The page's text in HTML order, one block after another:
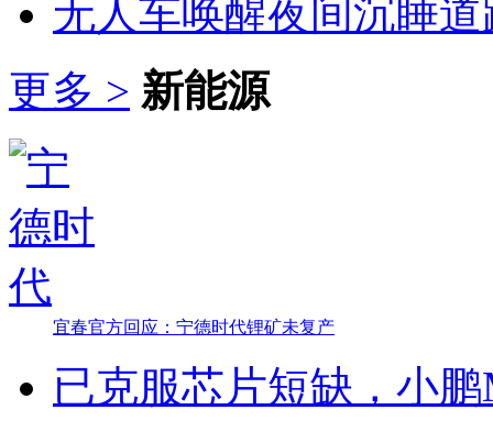
无人车唤醒夜间沉睡道
更多 > 新能源
宜春官方回应：宁德时代锂矿未复产
已克服芯片短缺，小